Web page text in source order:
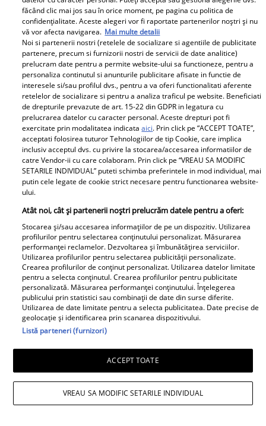
neîncredere. Până la
urmă, deși se iubeau,
Tudor Chirilă și Andreea
Raicu s-au despărțit și
fiecare a pornit pe
drumul lui. Ce s-a aflat
însă despre ei, recent, i-
a lăsat înmărmuriți pe
mulți. Tudor și Andreea
au...
cu o artistă tânără,
foarte frumoasă
și...cunoscută! Cine
este, de fapt, femeia
care l-a cucerit
iremediabil pe
politicianul pe care
tabăra Bolojan și l-ar
dori premier
data aceasta gestul
familiei regretatului ei
iubit a înfuriat-o pe
vedeta noastră! Fostei
prezentatoare nici că-i
vine să creadă că s-a
ajuns până aici, dar e
adevărat, au făcut-o și
pe asta! Și ce a ieșit la
iveală ar fi prea mult
pentru oricine: "Cu…
mine, fata româncă...”
Redactia.ro
Profetul Apocalipsei,
previziune
cutremuratoare pentru
final de an. Ce se va
intampla cu LUMEA e
Doliu în lumea
sportului! S-a stins la
numai 37 de ani...
Ce să pui în portofel în
august ca să nu rămâi
fără bani. Tradiția veche
pe care mulți români o
respectă și astăzi
De nerecunoscut!!! S-a
schimabt total!! Cum
arata azi Bianca Roman
de la Insula Iubirii
Retete
făcând clic mai jos sau în orice moment, pe pagina cu politica de
confidențialitate. Aceste alegeri vor fi raportate partenerilor noștri și nu
vă vor afecta navigarea. Mai multe detalii
Noi si partenerii nostri (retelele de socializare si agentiile de publicitate
partenere, precum si furnizorii nostri de servicii de date analitice)
prelucram date pentru a permite website-ului sa functioneze, pentru a
personaliza continutul si anunturile publicitare afisate in functie de
interesele si/sau profilul dvs., pentru a va oferi functionalitati aferente
retelelor de socializare si pentru a analiza traficul pe website. Beneficiati
de drepturile prevazute de art. 15-22 din GDPR in legatura cu
prelucrarea datelor cu caracter personal. Aceste drepturi pot fi
exercitate prin modalitatea indicataaici. Prin click pe “ACCEPT TOATE”,
acceptati folosirea tuturor Tehnologiilor de tip Cookie, care implica
inclusiv acceptul dvs. cu privire la stocarea/accesarea informatiilor de
catre Vendor-ii cu care colaboram. Prin click pe “VREAU SA MODIFIC
SETARILE INDIVIDUAL” puteti schimba preferintele in mod individual, mai
putin cele legate de cookie strict necesare pentru functionarea website-
ului.
Atât noi, cât și partenerii noștri prelucrăm datele pentru a oferi:
Stocarea și/sau accesarea informațiilor de pe un dispozitiv. Utilizarea
profilurilor pentru selectarea conținutului personalizat. Măsurarea
performanței reclamelor. Dezvoltarea și îmbunătățirea serviciilor.
Utilizarea profilurilor pentru selectarea publicității personalizate.
Crearea profilurilor de conținut personalizat. Utilizarea datelor limitate
pentru a selecta conținutul. Crearea profilurilor pentru publicitate
personalizată. Măsurarea performanței conținutului. Înțelegerea
publicului prin statistici sau combinații de date din surse diferite.
Utilizarea de date limitate pentru a selecta publicitatea. Date precise de
geolocație și identificarea prin scanarea dispozitivului.
Listă parteneri (furnizori)
ACCEPT TOATE
VREAU SA MODIFIC SETARILE INDIVIDUAL